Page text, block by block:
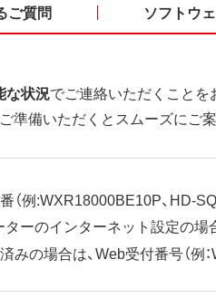
ご質問 ソフトウ
な状況でご連絡いただくことを
準備いただくとスムーズにご
（例:WXR18000BE10P、HD-
ーのインターネット設定の
みの場合は、Web受付番号（例